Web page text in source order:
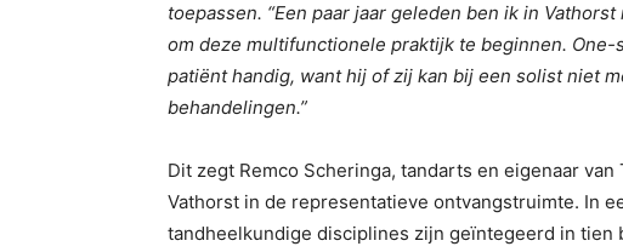
toepassen. “Een paar jaar geleden ben ik in
om deze multifunctionele praktijk te beginnen.
patiënt handig, want hij of zij kan bij een solist niet
behandelingen.”
Dit zegt Remco Scheringa, tandarts en eigenaar
Vathorst in de representatieve ontvangstruimte. In
tandheelkundige disciplines zijn geïntegeerd in tien